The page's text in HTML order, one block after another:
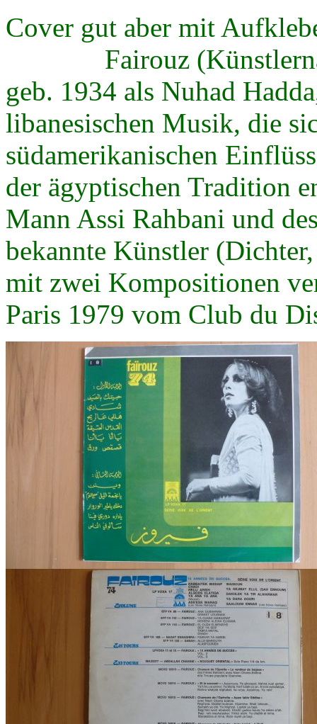
Cover gut aber mit
Fairouz
geb. 1934 als Nuhad
libanesischen Musik, die
südamerikanischen
der ägyptischen Tradition
Mann Assi Rahbani und
bekannte Künstler
mit zwei Kompositionen
Paris 1979 vom Club du